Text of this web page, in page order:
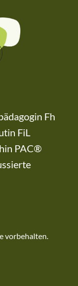
Fh
FiL
PAC®
vorbehalten.